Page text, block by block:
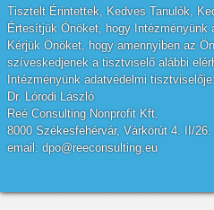
Tisztelt Érintettek, Kedves Tanulók,
Értesítjük Önöket, hogy Intézményünk
Kérjük Önöket, hogy amennyiben az
szíveskedjenek a tisztviselő alábbi
Intézményünk adatvédelmi tisztviselője:
Dr. Lórodi László
Reé Consulting Nonprofit Kft.
8000 Székesfehérvár, Várkörút 4. II/26.
email: dpo@reeconsulting.eu